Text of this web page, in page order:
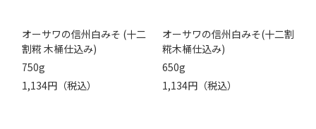
オーサワの信州白みそ (十二
割糀 木桶仕込み)
750g
1,134円（税込）
オーサワの信州白みそ(十二割
糀木桶仕込み)
650g
1,134円（税込）